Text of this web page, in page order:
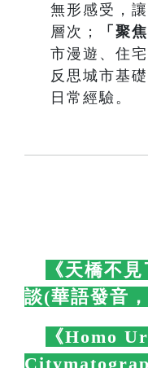
無形感受，
層次；
「聚
市漫遊、住
反思城市基
日常經驗。
《天橋不
談(華語發音
《Homo